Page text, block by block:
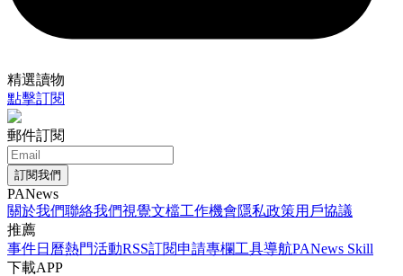
精選讀物
點擊訂閱
郵件訂閱
訂閱我們
PANews
關於我們聯絡我們視覺文檔工作機會隱私政策用戶協議
推薦
事件日曆熱門活動RSS訂閱申請專欄工具導航PANews Skill
下載APP